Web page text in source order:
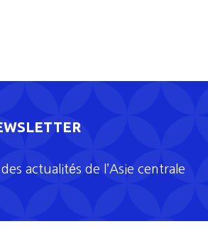
actualités de l’Asie centrale